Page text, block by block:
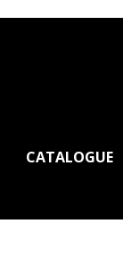
CATALOGUE